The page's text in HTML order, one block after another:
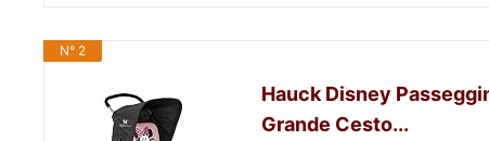
N° 2
Hauck Disney
Grande Cesto...